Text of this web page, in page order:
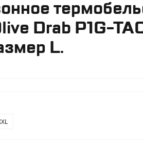
Drab P1G-
L.